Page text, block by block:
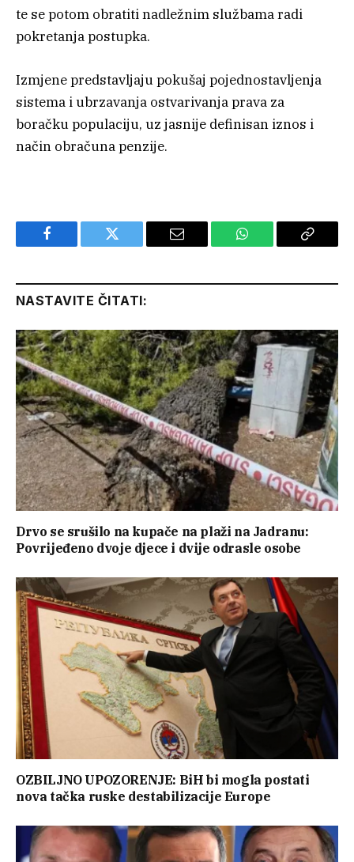
te se potom obratiti nadležnim službama radi
pokretanja postupka.
Izmjene predstavljaju pokušaj pojednostavljenja
sistema i ubrzavanja ostvarivanja prava za
boračku populaciju, uz jasnije definisan iznos i
način obračuna penzije.
Facebook Twitter Email WhatsApp Copy
NASTAVITE ČITATI:
Drvo se srušilo na kupače na plaži na Jadranu:
Povrijeđeno dvoje djece i dvije odrasle osobe
OZBILJNO UPOZORENJE: BiH bi mogla postati
nova tačka ruske destabilizacije Europe